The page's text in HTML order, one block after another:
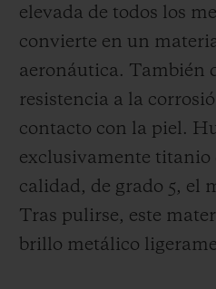
elevada de todos los
convierte en un
aeronáutica. También
resistencia a la
contacto con la piel.
exclusivamente
calidad, de grado 5, el
Tras pulirse, este
brillo metálico